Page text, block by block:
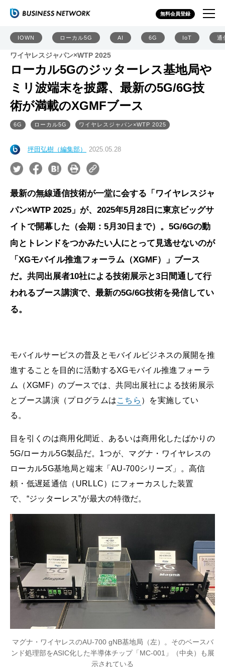
無料会員登録
IOWN ローカル5G AI 6G IoT 通
ワイヤレスジャパン×WTP 2025
ローカル5Gのジッターレス基地局や
ミリ波端末を披露、最新の5G/6G技
術が満載のXGMFブース
6G ローカル5G ワイヤレスジャパン×WTP 2025
坪田弘樹（編集部） 2025.05.28
最新の無線通信技術が一堂に会する「ワイヤレスジャ
パン×WTP 2025」が、2025年5月28日に東京ビッグサ
イトで開幕した（会期：5月30日まで）。5G/6Gの動
向とトレンドをつかみたい人にとって見逃せないのが
「XGモバイル推進フォーラム（XGMF）」ブース
だ。共同出展者10社による技術展示と3日間通して行
われるブース講演で、最新の5G/6G技術を発信してい
る。
モバイルサービスの普及とモバイルビジネスの展開を推
進することを目的に活動するXGモバイル推進フォーラ
ム（XGMF）のブースでは、共同出展社による技術展示
とブース講演（プログラムはこちら ）を実施してい
る。
目を引くのは商用化間近、あるいは商用化したばかりの
5G/ローカル5G製品だ。1つが、マグナ・ワイヤレスの
ローカル5G基地局と端末「AU-700シリーズ」。高信
頼・低遅延通信（URLLC）にフォーカスした装置
で、“ジッターレス”が最大の特徴だ。
マグナ・ワイヤレスのAU-700 gNB基地局（左）。そのベースバ
ンド処理部をASIC化した半導体チップ「MC-001」（中央）も展
示されている